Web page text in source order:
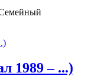
1989 – ...)